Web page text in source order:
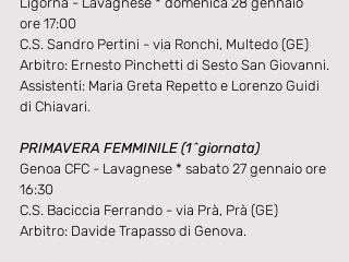
ore 17:00
C.S. Sandro Pertini - via Ronchi, Multedo (GE)
Arbitro: Ernesto Pinchetti di Sesto San Giovanni.
Assistenti: Maria Greta Repetto e Lorenzo Guidi
di Chiavari.
PRIMAVERA FEMMINILE (1^giornata)
Genoa CFC - Lavagnese * sabato 27 gennaio ore
16:30
C.S. Baciccia Ferrando - via Prà, Prà (GE)
Arbitro: Davide Trapasso di Genova.